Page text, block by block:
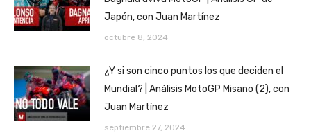
Japón, con Juan Martínez
octubre 8, 2024
¿Y si son cinco puntos los que deciden el
Mundial? | Análisis MotoGP Misano (2), con
Juan Martínez
septiembre 27, 2024